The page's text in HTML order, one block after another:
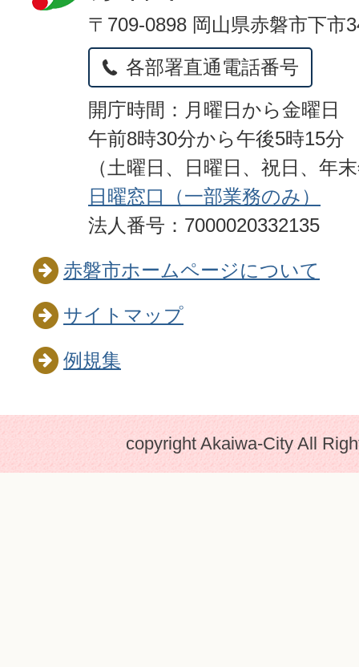
〒709-0898 岡山県赤磐市下市
各部署直通電話番号
開庁時間：月曜日から金曜日
午前8時30分から午後5時15分
（土曜日、日曜日、祝日、年
日曜窓口（一部業務のみ）
法人番号：7000020332135
赤磐市ホームページについて
サイトマップ
例規集
copyright Akaiwa-City All